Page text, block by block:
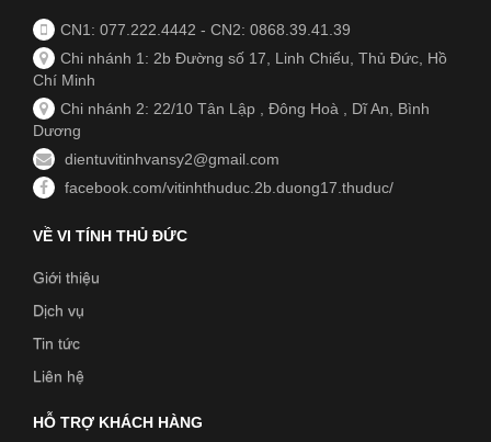
CN1: 077.222.4442 - CN2: 0868.39.41.39
Chi nhánh 1: 2b Đường số 17, Linh Chiểu, Thủ Đức, Hồ
Chí Minh
Chi nhánh 2: 22/10 Tân Lập , Đông Hoà , Dĩ An, Bình
Dương
dientuvitinhvansy2@gmail.com
facebook.com/vitinhthuduc.2b.duong17.thuduc/
VỀ VI TÍNH THỦ ĐỨC
Giới thiệu
Dịch vụ
Tin tức
Liên hệ
HỖ TRỢ KHÁCH HÀNG